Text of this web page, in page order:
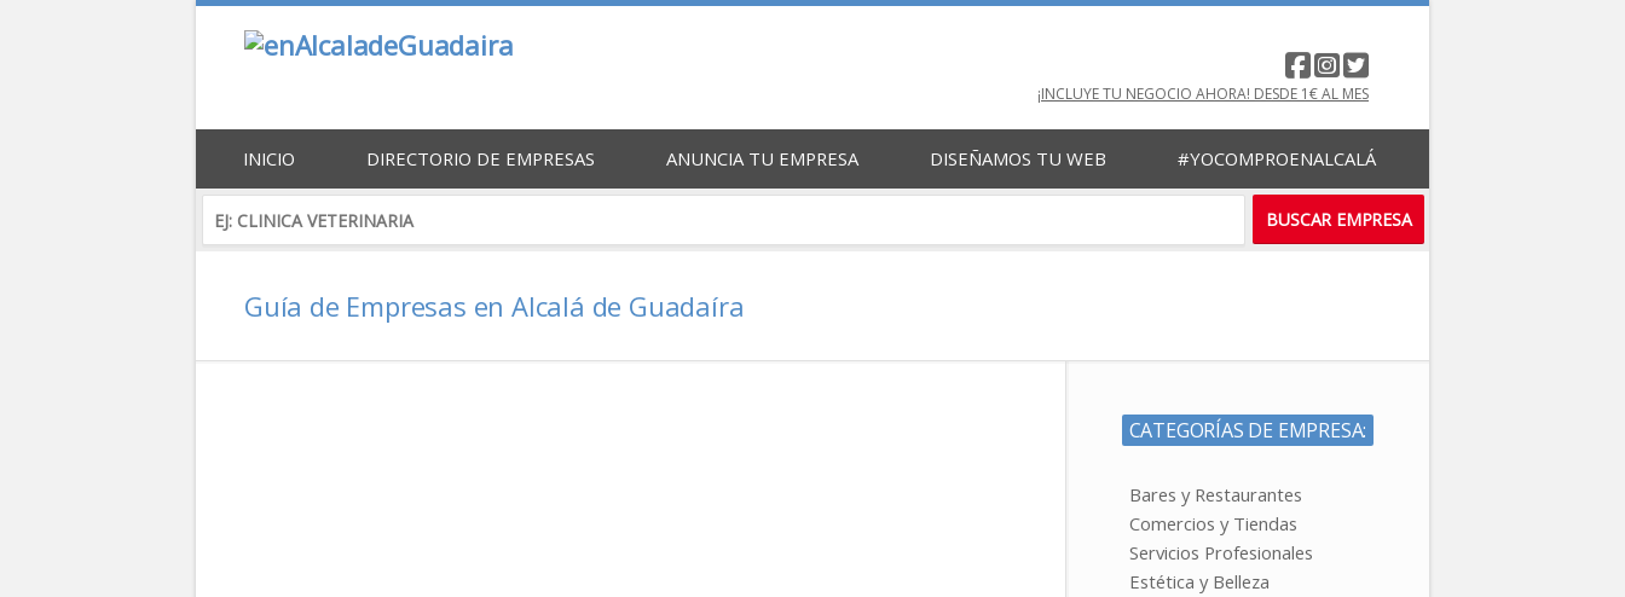
¡INCLUYE TU NEGOCIO AHORA! DESDE 1€ AL MES
INICIO DIRECTORIO DE EMPRESAS ANUNCIA TU EMPRESA DISEÑAMOS TU WEB #YOCOMPROENALCALÁ
Guía de Empresas en Alcalá de Guadaíra
CATEGORÍAS DE EMPRESA:
Bares y Restaurantes
Comercios y Tiendas
Servicios Profesionales
Estética y Belleza